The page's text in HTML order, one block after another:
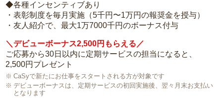
◆各種インセンティブあり
・表彰制度を毎月実施（5千円〜1万円の報奨金を授与）
・友人紹介で、最大1万7000千円のボーナス付与
＼デビューボーナス2,500円もらえる／
ご応募から30日以内に定期サービスの担当になると、
2,500円プレゼント
CaSyで新たにお仕事をスタートされる方が対象です
デビューボーナスは、定期サービスの初回実施後、翌々月末お支払い
となります